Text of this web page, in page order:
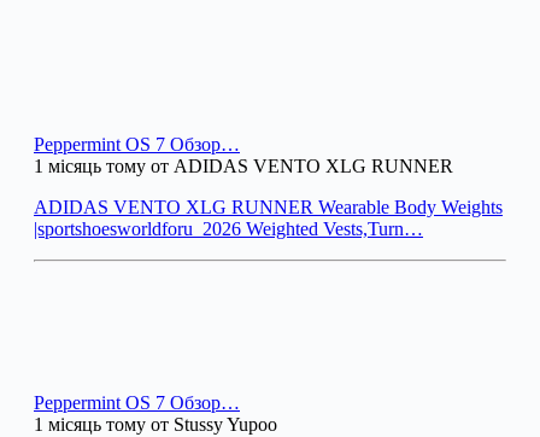
Peppermint OS 7 Обзор…
1 місяць тому от ADIDAS VENTO XLG RUNNER
ADIDAS VENTO XLG RUNNER Wearable Body Weights
|sportshoesworldforu_2026 Weighted Vests,Turn…
Peppermint OS 7 Обзор…
1 місяць тому от Stussy Yupoo